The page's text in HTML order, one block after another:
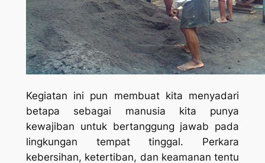
Kegiatan ini pun membuat kita menyadari
betapa sebagai manusia kita punya
kewajiban untuk bertanggung jawab pada
lingkungan tempat tinggal. Perkara
kebersihan, ketertiban, dan keamanan tentu